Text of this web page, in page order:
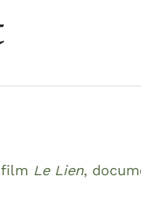
film Le Lien,